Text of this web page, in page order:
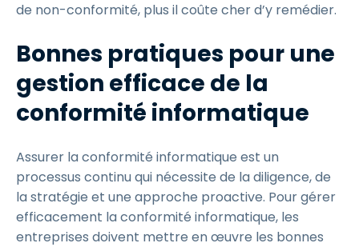
de non-conformité, plus il coûte cher d’y remédier.
Bonnes pratiques pour une
gestion efficace de la
conformité informatique
Assurer la conformité informatique est un
processus continu qui nécessite de la diligence, de
la stratégie et une approche proactive. Pour gérer
efficacement la conformité informatique, les
entreprises doivent mettre en œuvre les bonnes